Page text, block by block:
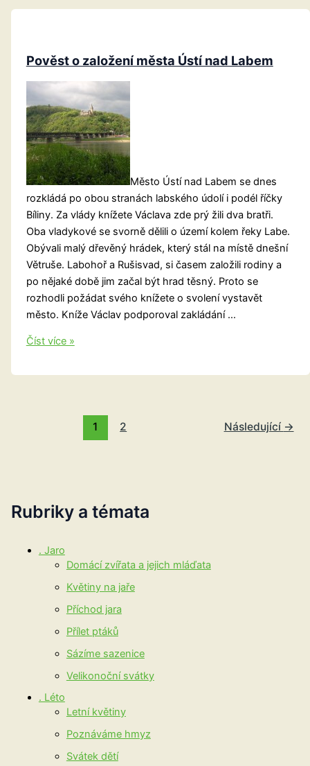
Rubriky a témata
. Jaro
Domácí zvířata a jejich mláďata
Květiny na jaře
Příchod jara
Přílet ptáků
Sázíme sazenice
Velikonoční svátky
. Léto
Letní květiny
Poznáváme hmyz
Svátek dětí
Pověst o založení města Ústí nad Labem
Město Ústí nad Labem se dnes
rozkládá po obou stranách labského údolí i podél říčky
Bíliny. Za vlády knížete Václava zde prý žili dva bratři.
Oba vladykové se svorně dělili o území kolem řeky Labe.
Obývali malý dřevěný hrádek, který stál na místě dnešní
Větruše. Labohoř a Rušisvad, si časem založili rodiny a
po nějaké době jim začal být hrad těsný. Proto se
rozhodli požádat svého knížete o svolení vystavět
město. Kníže Václav podporoval zakládání …
Pověst
založení
Číst více »
1 2 Následující →